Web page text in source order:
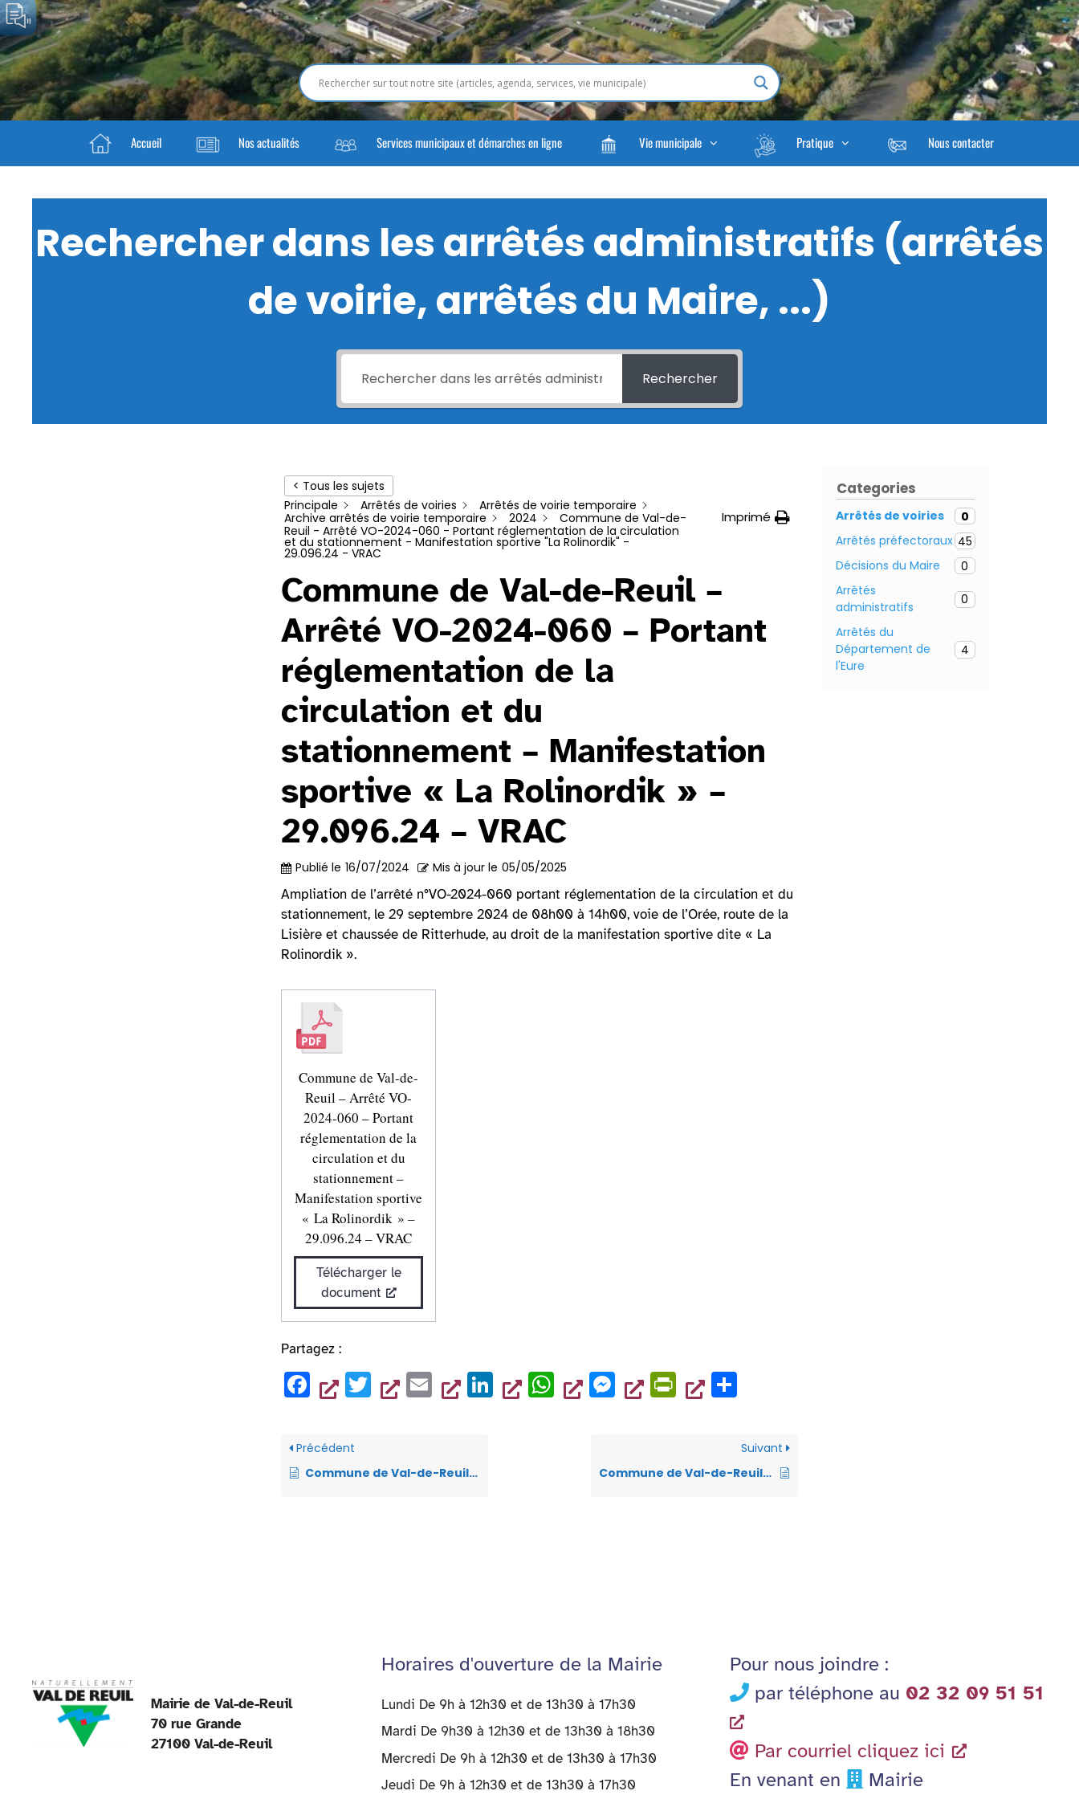
Accueil Nos actualités Services municipaux et démarches en ligne Vie municipale Pratique Nous contacter
Rechercher dans les arrêtés administratifs (arrêtés
de voirie, arrêtés du Maire, ...)
Rechercher
< Tous les sujets
Principale
Arrêtés de voiries
Arrêtés de voirie temporaire
Archive arrêtés de voirie temporaire
2024
Commune de Val-de-
Reuil - Arrêté VO-2024-060 - Portant réglementation de la circulation
et du stationnement - Manifestation sportive "La Rolinordik" -
29.096.24 - VRAC
Imprimé
Commune de Val-de-Reuil –
Arrêté VO-2024-060 – Portant
réglementation de la
circulation et du
stationnement – Manifestation
sportive « La Rolinordik » –
29.096.24 – VRAC
Publié le 16/07/2024 Mis à jour le 05/05/2025
Ampliation de l’arrêté n°VO-2024-060 portant réglementation de la circulation et du
stationnement, le 29 septembre 2024 de 08h00 à 14h00, voie de l’Orée, route de la
Lisière et chaussée de Ritterhude, au droit de la manifestation sportive dite « La
Rolinordik ».
Commune de Val-de-
Reuil – Arrêté VO-
2024-060 – Portant
réglementation de la
circulation et du
stationnement –
Manifestation sportive
« La Rolinordik » –
29.096.24 – VRAC
Télécharger le
document
Partagez :
F
a
c
e
b
T
wi
er
E
m
Li
n
W
h
M
es
g
Pr
in
ri
e
ta
g
er
Précédent
Commune de Val-de-Reuil – Arrêté n°VO-2024-077 – Arrêté portant réglementation temporaire de la circulation et du stationnement sur le territoire de la commune – du 14 au 15.09.24 – Triathlon des Deux Amants – Team Val’Eure Triathlon
Suivant
Commune de Val-de-Reuil – Arrêté n°VO-2024-078 – Portant règlementation de la circulation et du stationnement – Travaux de terrassement – voie de l’Orée – du 23 au 26.07.24 – EXELIUM OUEST
Categories
Arrêtés de voiries
0
Arrêtés préfectoraux 45
Décisions du Maire
0
Arrêtés
administratifs
0
Arrêtés du
Département de
l'Eure
4
Mairie de Val-de-Reuil
70 rue Grande
27100 Val-de-Reuil
Horaires d'ouverture de la Mairie
Lundi De 9h à 12h30 et de 13h30 à 17h30
Mardi De 9h30 à 12h30 et de 13h30 à 18h30
Mercredi De 9h à 12h30 et de 13h30 à 17h30
Jeudi De 9h à 12h30 et de 13h30 à 17h30
Pour nous joindre :
par téléphone au 02 32 09 51 51
Par courriel cliquez ici
En venant en
Mairie